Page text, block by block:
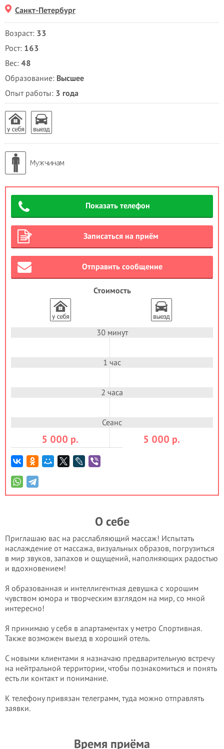
Санкт-Петербург
Возраст: 33
Рост: 163
Вес: 48
Образование: Высшее
Опыт работы: 3 года
Показать телефон
Записаться на приём
Отправить сообщение
Стоимость
30 минут
1 час
2 часа
Сеанс
5 000 р. 5 000 р.
О себе
Приглашаю вас на расслабляющий массаж! Испытать
наслаждение от массажа, визуальных образов, погрузиться
в мир звуков, запахов и ощущений, наполняющих радостью
и вдохновением!
Я образованная и интеллигентная девушка с хорошим
чувством юмора и творческим взглядом на мир, со мной
интересно!
Я принимаю у себя в апартаментах у метро Спортивная.
Также возможен выезд в хороший отель.
С новыми клиентами я назначаю предварительную встречу
на нейтральной территории, чтобы познакомиться и понять
есть ли контакт и понимание.
К телефону привязан телеграмм, туда можно отправлять
заявки.
Время приёма